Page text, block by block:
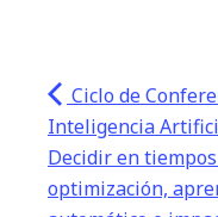
Ciclo de
Inteligencia
Decidir en tiempos
optimización,